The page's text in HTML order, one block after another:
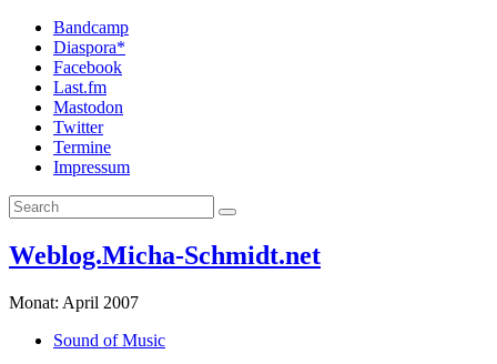
Bandcamp
Diaspora*
Facebook
Last.fm
Mastodon
Twitter
Termine
Impressum
Weblog.Micha-Schmidt.net
Monat: April 2007
Sound of Music